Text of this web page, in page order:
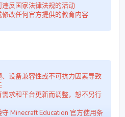
反国家法律法规的活动
改任何官方提供的教育内容
设备兼容性或不可抗力因素导致
求和平台更新而调整，恕不另行
Minecraft Education 官方使用条